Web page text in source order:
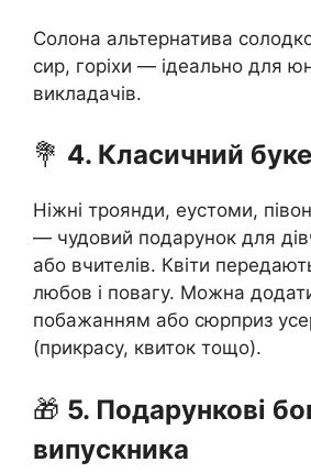
Солона альтернатива
сир, горіхи — ідеально для
викладачів.
💐 4. Класичний
Ніжні троянди, еустоми,
— чудовий подарунок для
або вчителів. Квіти
любов і повагу. Можна
побажанням або сюрприз
(прикрасу, квиток тощо).
🎁 5. Подарункові
випускника